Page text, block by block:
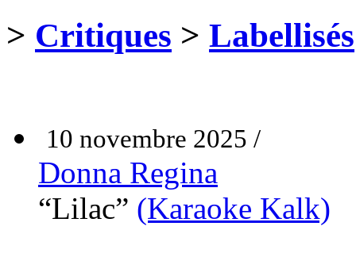
> Critiques > Labellisés
10 novembre 2025 /
Donna Regina
“Lilac” (Karaoke Kalk)